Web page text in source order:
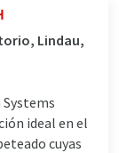
Lindau,
ideal en el
cuyas